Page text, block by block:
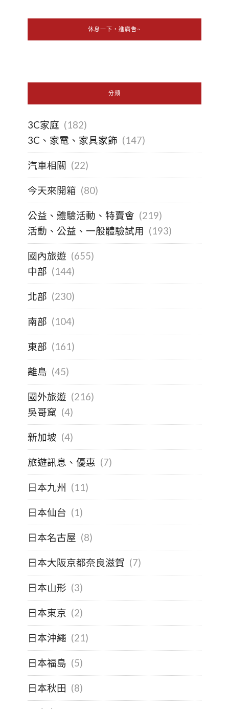
休息一下，進廣告~
分類
3C家庭 (182)
3C、家電、家具家飾 (147)
汽車相關 (22)
今天來開箱 (80)
公益、體驗活動、特賣會 (219)
活動、公益、一般體驗試用 (193)
國內旅遊 (655)
中部 (144)
北部 (230)
南部 (104)
東部 (161)
離島 (45)
國外旅遊 (216)
吳哥窟 (4)
新加坡 (4)
旅遊訊息、優惠 (7)
日本九州 (11)
日本仙台 (1)
日本名古屋 (8)
日本大阪京都奈良滋賀 (7)
日本山形 (3)
日本東京 (2)
日本沖繩 (21)
日本福島 (5)
日本秋田 (8)